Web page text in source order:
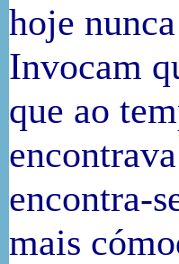
hoje
Invocam
que ao
encontra-
mais